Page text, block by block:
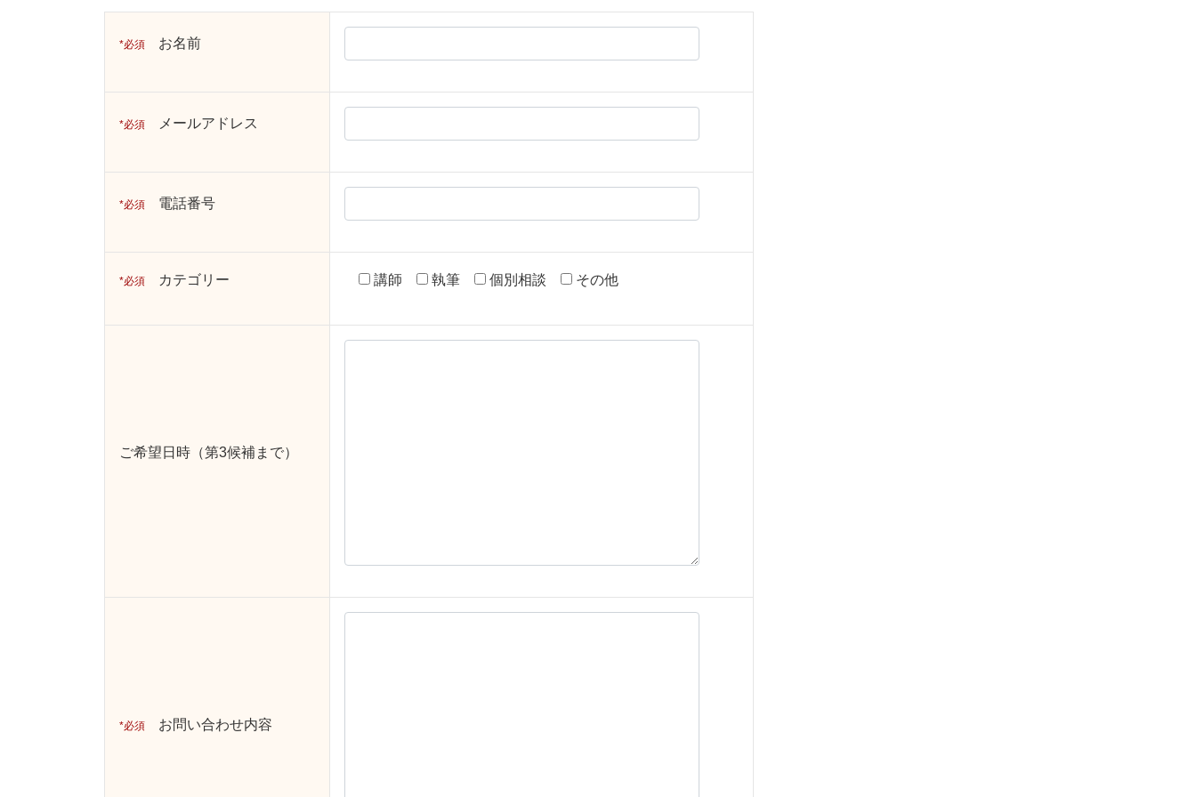
必須 お名前
必須 メールアドレス
必須 電話番号
必須 カテゴリー 講師 執筆 個別相談 その他
ご希望日時（第3候補まで）
必須 お問い合わせ内容